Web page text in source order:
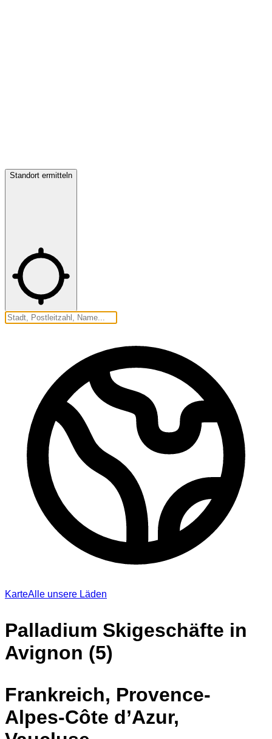
Standort ermitteln
KarteAlle unsere Läden
Palladium Skigeschäfte in
Avignon (5)
Frankreich, Provence-
Alpes-Côte d’Azur,